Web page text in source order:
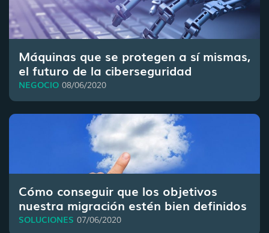
Máquinas que se protegen a sí mismas,
el futuro de la ciberseguridad
NEGOCIO 08/06/2020
Cómo conseguir que los objetivos
nuestra migración estén bien definidos
SOLUCIONES 07/06/2020